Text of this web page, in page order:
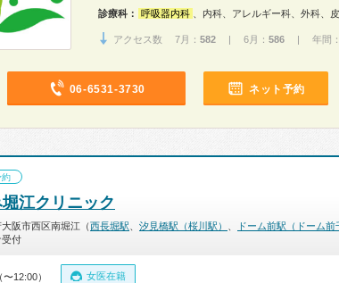
診療科： 呼吸器内科 、内科、アレルギー科、外科、
アクセス数 7月： 582 | 6月： 586 | 年間：
06-6531-3730 ネット予約
約
江クリニック
阪市西区南堀江（西長堀駅 汐見橋駅（桜川駅） ドーム前駅（ドーム前
受付
12:00） 女医在籍